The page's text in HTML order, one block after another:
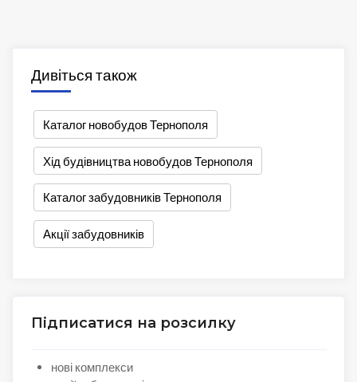
Дивіться також
Каталог новобудов Тернополя
Хід будівництва новобудов Тернополя
Каталог забудовників Тернополя
Акції забудовників
Підписатися на розсилку
нові комплекси